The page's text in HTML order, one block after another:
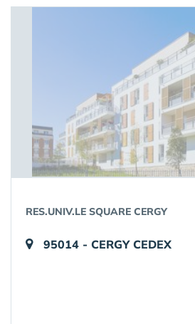
RES.UNIV.LE SQUARE CERGY
95014 - CERGY CEDEX